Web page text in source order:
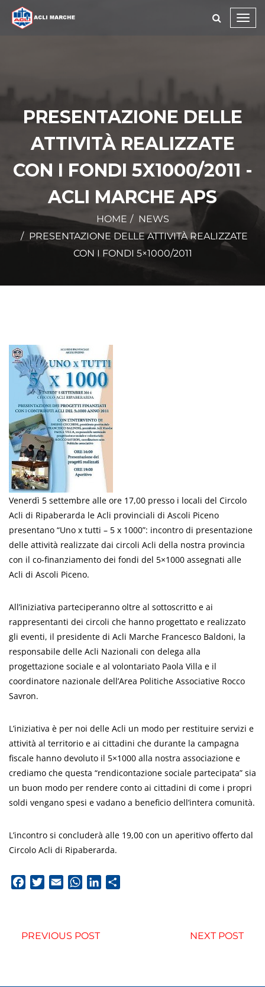
PRESENTAZIONE DELLE
ATTIVITÀ REALIZZATE
CON I FONDI 5X1000/2011 -
ACLI MARCHE APS
HOME
NEWS
PRESENTAZIONE DELLE ATTIVITÀ REALIZZATE
CON I FONDI 5×1000/2011
Venerdì 5 settembre alle ore 17,00 presso i locali del Circolo
Acli di Ripaberarda le Acli provinciali di Ascoli Piceno
presentano “Uno x tutti – 5 x 1000”: incontro di presentazione
delle attività realizzate dai circoli Acli della nostra provincia
con il co-finanziamento dei fondi del 5×1000 assegnati alle
Acli di Ascoli Piceno.
All’iniziativa parteciperanno oltre al sottoscritto e ai
rappresentanti dei circoli che hanno progettato e realizzato
gli eventi, il presidente di Acli Marche Francesco Baldoni, la
responsabile delle Acli Nazionali con delega alla
progettazione sociale e al volontariato Paola Villa e il
coordinatore nazionale dell’Area Politiche Associative Rocco
Savron.
L’iniziativa è per noi delle Acli un modo per restituire servizi e
attività al territorio e ai cittadini che durante la campagna
fiscale hanno devoluto il 5×1000 alla nostra associazione e
crediamo che questa “rendicontazione sociale partecipata” sia
un buon modo per rendere conto ai cittadini di come i propri
soldi vengano spesi e vadano a beneficio dell’intera comunità.
L’incontro si concluderà alle 19,00 con un aperitivo offerto dal
Circolo Acli di Ripaberarda.
FacebookTwitterEmail WhatsApp
LinkedIn
PREVIOUS POST NEXT POST